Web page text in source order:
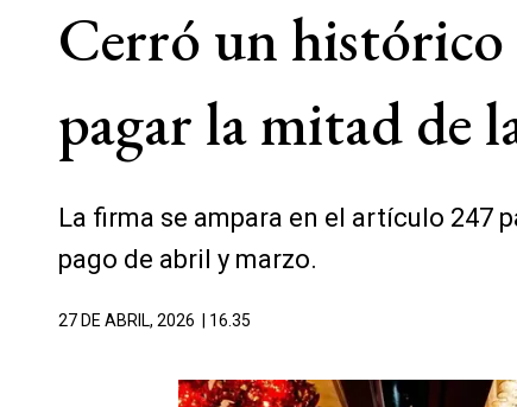
Cerró un histórico
pagar la mitad de
La firma se ampara en el artículo 247
pago de abril y marzo.
27 DE ABRIL, 2026 | 16.35